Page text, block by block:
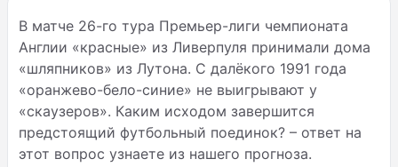
В матче 26-го тура Премьер-лиги чемпионата
Англии «красные» из Ливерпуля принимали дома
«шляпников» из Лутона. С далёкого 1991 года
«оранжево-бело-синие» не выигрывают у
«скаузеров». Каким исходом завершится
предстоящий футбольный поединок? – ответ на
этот вопрос узнаете из нашего прогноза.